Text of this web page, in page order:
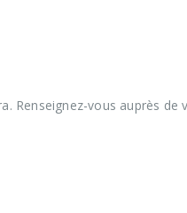
Renseignez-vous auprès de